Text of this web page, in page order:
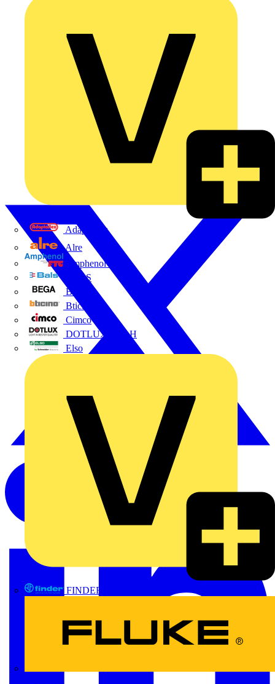
Adaptaflex
Alre
Amphenol FTG
BALS
Bega
Bticino
Cimco
DOTLUX GmbH
Elso
FINDER